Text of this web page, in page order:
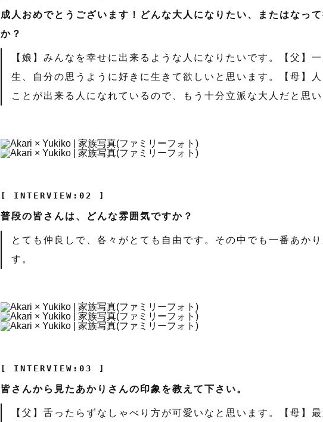
成人おめでとうございます！どんな大人になりたい、またはなっ
か？
【娘】みんなを幸せに出来るような人になりたいです。【父】一
生、自分の思うように好きに生きて欲しいと思います。【母】
ことが出来る人になれているので、もう十分立派な大人だと思い
[ INTERVIEW:02 ]
普段の皆さんは、どんな雰囲気ですか？
とても仲良しで、各々がとても自由です。その中でも一番あか
す。
[ INTERVIEW:03 ]
皆さんから見たあかりさんの印象を教えて下さい。
【父】舌ったらずなしゃべり方が可愛いなと思います。【母】